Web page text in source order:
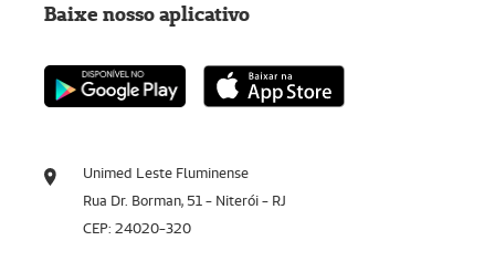
Unimed Leste Fluminense
Rua Dr. Borman, 51 - Niterói - RJ
CEP: 24020-320
Baixe nosso aplicativo